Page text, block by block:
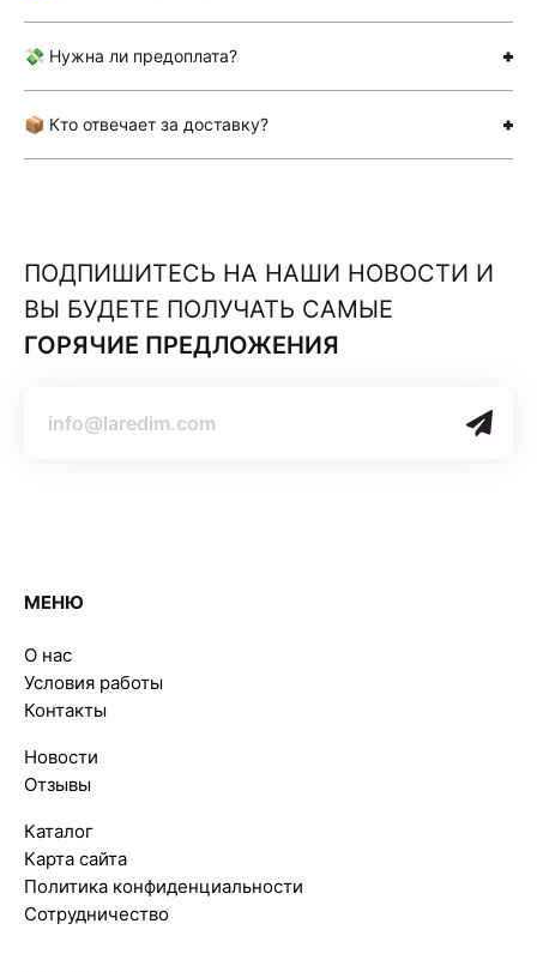
💸 Нужна ли предоплата?
📦 Кто отвечает за доставку?
ПОДПИШИТЕСЬ НА НАШИ НОВОСТИ И
ВЫ БУДЕТЕ ПОЛУЧАТЬ САМЫЕ
ГОРЯЧИЕ ПРЕДЛОЖЕНИЯ
МЕНЮ
О нас
Условия работы
Контакты
Новости
Отзывы
Каталог
Карта сайта
Политика конфиденциальности
Сотрудничество